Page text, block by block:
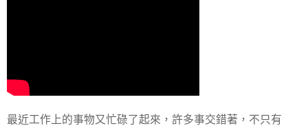
最近工作上的事物又忙碌了起來，許多事交錯著，不只有